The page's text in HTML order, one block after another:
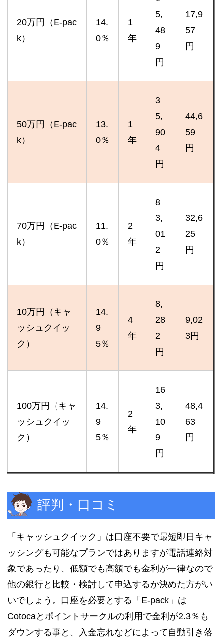
20万円（E-pac
k）
14.
0％
1
年
5,
48
9
円
17,9
57
円
50万円（E-pac
k）
13.
0％
1
年
3
5,
90
4
円
44,6
59
円
70万円（E-pac
k）
11.
0％
2
年
8
3,
01
2
円
32,6
25
円
10万円（キャ
ッシュクイッ
ク）
14.
9
5％
4
年
8,
28
2
円
9,02
3円
100万円（キャ
ッシュクイッ
ク）
14.
9
5％
2
年
16
3,
10
9
円
48,4
63
円
評判・口コミ
「キャッシュクイック」は口座不要で最短即日キャ
ッシングも可能なプランではありますが電話連絡対
象であったり、低額でも高額でも金利が一律なので
他の銀行と比較・検討して申込するか決めた方がい
いでしょう。口座を必要とする「E-pack」は
Cotocaとポイントサークルの利用で金利が2.3％も
ダウンする事と、入金忘れなどによって自動引き落